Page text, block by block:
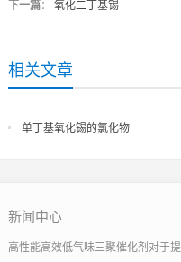
下一篇： 氧化二丁基锡
相关文章
单丁基氧化锡的氯化物
新闻中心
高性能高效低气味三聚催化剂对于提